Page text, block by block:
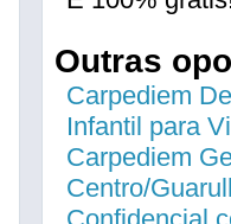
Outras
Carpediem
Infantil para
Carpediem
Centro/